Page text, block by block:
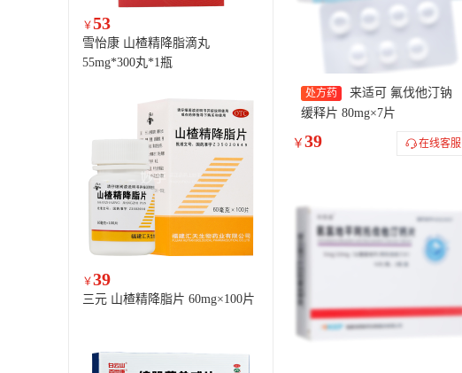
￥53
雪怡康 山楂精降脂滴丸
55mg*300丸*1瓶
￥39
三元 山楂精降脂片 60mg×100片
处方药
来适可 氟伐他汀钠
缓释片 80mg×7片
￥ 39 在线客服